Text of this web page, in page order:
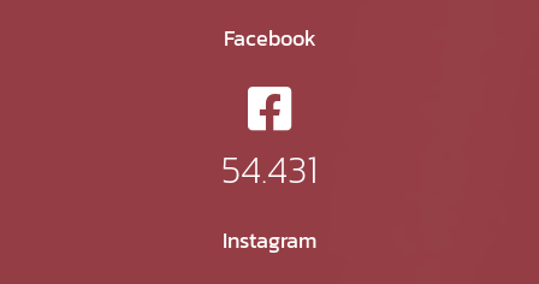
Facebook
54.431
Instagram